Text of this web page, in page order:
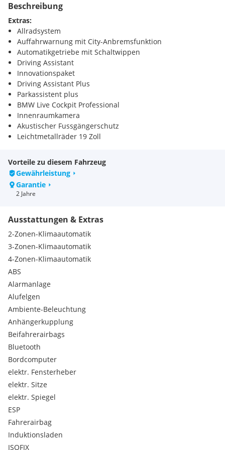
Beschreibung
Extras:
Allradsystem
Auffahrwarnung mit City-Anbremsfunktion
Automatikgetriebe mit Schaltwippen
Driving Assistant
Innovationspaket
Driving Assistant Plus
Parkassistent plus
BMW Live Cockpit Professional
Innenraumkamera
Akustischer Fussgängerschutz
Leichtmetallräder 19 Zoll
Sitze elektr. verstellbar mit Memory
Sportsitze
Komfortzugang
Sitzheizung Fahrer und Beifahrer
Alarmanlage
Anhängerkupplung el. Schwenkbar
Lenkradheizung
DAB Tuner
Reifendruckanzeige
TeleServices
Sonnenschutzverglasung
Ablage für Wireless Charging
Aktiver Fussgängerschutz
BMW IconicSounds Electric
Gepäckraumtrennetz
Interieurdekor Dark Graphite
Ladekabel (Mode 3) fuer oeffentlichens Laden
Premium Paket
Adaptiver LED Scheinwerfer
Harman Kardon Surround Soundsystem
Reifenreparatur-Set
EfficientDynamics
Personal eSIM
Vorteile zu diesem Fahrzeug
Gewährleistung
Garantie
2 Jahre
Ausstattungen & Extras
2-Zonen-Klimaautomatik
3-Zonen-Klimaautomatik
4-Zonen-Klimaautomatik
ABS
Alarmanlage
Alufelgen
Ambiente-Beleuchtung
Anhängerkupplung
Beifahrerairbags
Bluetooth
Bordcomputer
elektr. Fensterheber
elektr. Sitze
elektr. Spiegel
ESP
Fahrerairbag
Induktionsladen
ISOFIX